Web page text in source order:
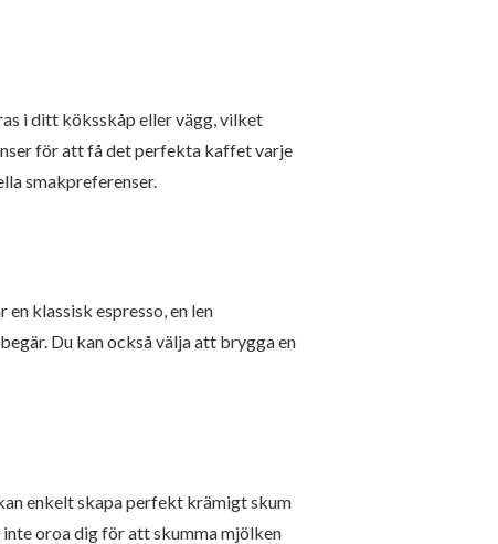
i ditt köksskåp eller vägg, vilket
för att få det perfekta kaffet varje
smakpreferenser.
klassisk espresso, en len
Du kan också välja att brygga en
enkelt skapa perfekt krämigt skum
oroa dig för att skumma mjölken